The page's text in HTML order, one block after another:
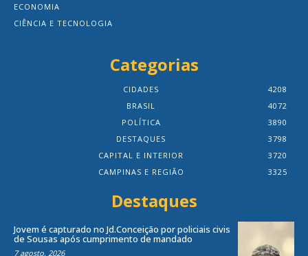
ECONOMIA
CIÊNCIA E TECNOLOGIA
Categorias
CIDADES
4208
BRASIL
4072
POLÍTICA
3890
DESTAQUES
3798
CAPITAL E INTERIOR
3720
CAMPINAS E REGIÃO
3325
Destaques
Jovem é capturado no Jd.Conceição por policiais civis
de Sousas após cumprimento de mandado
7 agosto, 2026